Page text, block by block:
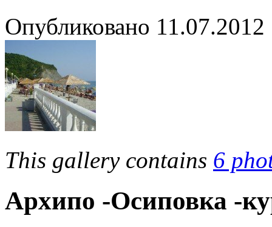
Опубликовано 11.07.2012
This gallery contains 6
Архипо -Осиповка -